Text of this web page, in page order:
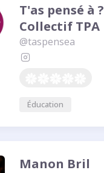
T'as pensé à ?
Collectif TPA
@taspensea
Éducation
Manon Bril